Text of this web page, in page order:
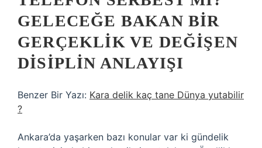
GELECEĞE BAKAN BIR
GERÇEKLIK VE DEĞIŞEN
DISIPLIN ANLAYIŞI
Benzer Bir Yazı: Kara delik kaç tane Dünya yutabilir
?
Ankara’da yaşarken bazı konular var ki gündelik